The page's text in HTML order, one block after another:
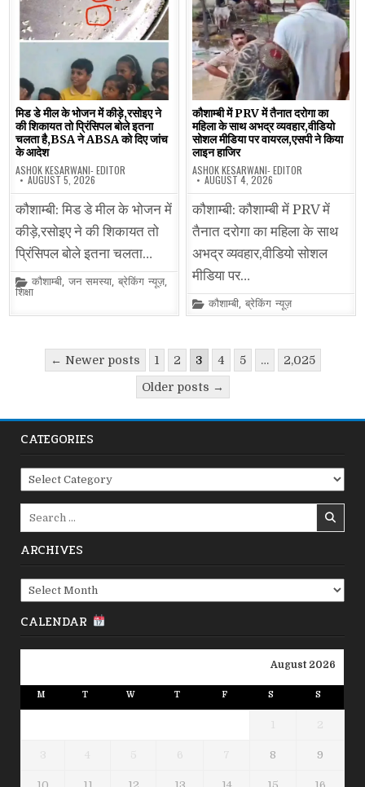
मिड डे मील के भोजन में कीड़े,रसोइए ने
की शिकायत तो प्रिंसिपल बोले इतना
चलता है,BSA ने ABSA को दिए जांच
के आदेश
ASHOK KESARWANI- EDITOR
AUGUST 5, 2026
कौशाम्बी: मिड डे मील के भोजन में
कीड़े,रसोइए ने की शिकायत तो
प्रिंसिपल बोले इतना चलता…
Posted
in
कौशाम्बी,जन समस्या,ब्रेकिंग न्यूज़,
शिक्षा
कौशाम्बी में PRV में तैनात दरोगा का
महिला के साथ अभद्र व्यवहार,वीडियो
सोशल मीडिया पर वायरल,एसपी ने किया
लाइन हाजिर
ASHOK KESARWANI- EDITOR
AUGUST 4, 2026
कौशाम्बी: कौशाम्बी में PRV में
तैनात दरोगा का महिला के साथ
अभद्र व्यवहार,वीडियो सोशल
मीडिया पर…
Posted
in
कौशाम्बी,ब्रेकिंग न्यूज़
Posts
pagination
← Newer posts 1 2 3 4 5 … 2,025
Older posts →
CATEGORIES
Categories
ARCHIVES
Archives
CALENDAR
August 2026
M T W T F S S
1 2
3 4 5 6 7 8 9